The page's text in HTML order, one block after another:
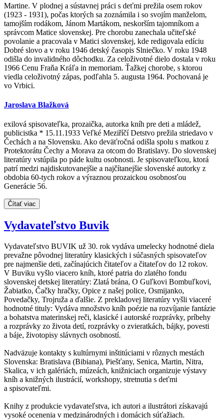
Martine. V plodnej a sústavnej práci s deťmi prežila osem rokov
(1923 - 1931), počas ktorých sa zoznámila i so svojím manželom,
tamojším rodákom, Jánom Martákom, neskorším tajomníkom a
správcom Matice slovenskej. Pre chorobu zanechala učiteľské
povolanie a pracovala v Matici slovenskej, kde redigovala edíciu
Dobré slovo a v roku 1946 detský časopis Slniečko. V roku 1948
odišla do invalidného dôchodku. Za celoživotné dielo dostala v roku
1966 Cenu Fraňa Kráľa in memoriam. Ťažkej chorobe, s ktorou
viedla celoživotný zápas, podľahla 5. augusta 1964. Pochovaná je
vo Vrbici.
Jaroslava Blažková
exilová spisovateľka, prozaička, autorka kníh pre deti a mládež,
publicistka * 15.11.1933 Veľké Meziříčí Detstvo prežila striedavo v
Čechách a na Slovensku. Ako deväťročná odišla spolu s matkou z
Protektorátu Čechy a Morava za otcom do Bratislavy. Do slovenskej
literatúry vstúpila po páde kultu osobnosti. Je spisovateľkou, ktorá
patrí medzi najdiskutovanejšie a najčítanejšie slovenské autorky z
obdobia 60-tych rokov a výraznou prozaickou osobnosťou
Generácie 56.
Čítať viac
Vydavateľstvo Buvik
Vydavateľstvo BUVIK už 30. rok vydáva umelecky hodnotné diela
prevažne pôvodnej literatúry klasických i súčasných spisovateľov
pre najmenšie deti, začínajúcich čitateľov a čitateľov do 12 rokov.
V Buviku vyšlo viacero kníh, ktoré patria do zlatého fondu
slovenskej detskej literatúry: Zlatá brána, O Guľkovi Bombuľkovi,
Žabiatko, Čačky hračky, Opice z našej police, Osmijanko,
Povedačky, Trojruža a ďalšie. Z prekladovej literatúry vyšli viaceré
hodnotné tituly: Vydáva množstvo kníh poézie na rozvíjanie fantázie
a bohatstva materinskej reči, klasické i autorské rozprávky, príbehy
a rozprávky zo života detí, rozprávky o zvieratkách, bájky, povesti
a báje, životopisy slávnych osobností.
Nadväzuje kontakty s kultúrnymi inštitúciami v rôznych mestách
Slovenska: Bratislava (Bibiana), Piešťany, Senica, Martin, Nitra,
Skalica, v ich galériách, múzeách, knižniciach organizuje výstavy
kníh a knižných ilustrácií, workshopy, stretnutia s deťmi
a spisovateľmi.
Knihy z produkcie vydavateľstva, ich autori a ilustrátori získavajú
vysoké ocenenia v medzinárodných i domácich súťažiach.